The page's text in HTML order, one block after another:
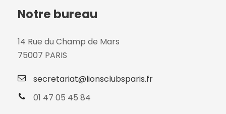
Notre bureau
14 Rue du Champ de Mars
75007 PARIS
secretariat@lionsclubsparis.fr
01 47 05 45 84